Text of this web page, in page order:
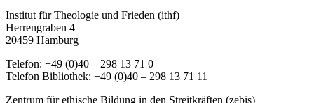
Institut für Theologie und Frieden (ithf)
Herrengraben 4
20459 Hamburg
Telefon: +49 (0)40 – 298 13 71 0
Telefon Bibliothek: +49 (0)40 – 298 13 71 11
Zentrum für ethische Bildung in den Streitkräften (zebis)